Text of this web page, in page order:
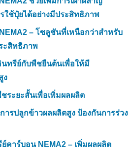
ใช้ปุ๋ยได้อย่างมีประสิทธิภาพ
– โซลูชันที่เหนือกว่าสำหรับ
ะสิทธิภาพ
ทรีย์กับพืชยืนต้นเพื่อให้มี
ง
ระยะสั้นเพื่อเพิ่มผลผลิต
ารปลูกข้าวผลผลิตสูง ป้องกันการร่วง
คาร์บอน NEMA2 – เพิ่มผลผลิต